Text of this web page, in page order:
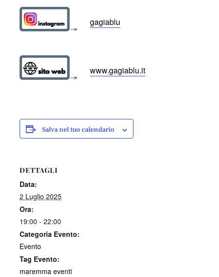
gagiablu
www.gagiablu.it
Salva nel tuo calendario
DETTAGLI
Data:
2 Luglio 2025
Ora:
19:00 - 22:00
Categoria Evento:
Evento
Tag Evento:
maremma eventi